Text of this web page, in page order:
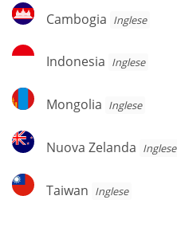
Cambogia
Cambogia Inglese
Indonesia
Indonesia Inglese
Mongolia
Mongolia Inglese
Nuova
Zelanda
Nuova Zelanda Inglese
Taiwan
Taiwan Inglese